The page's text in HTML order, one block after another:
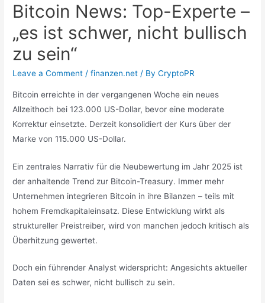
Bitcoin News: Top-Experte –
„es ist schwer, nicht bullisch
zu sein“
Leave a Comment /finanzen.net / ByCryptoPR
Bitcoin erreichte in der vergangenen Woche ein neues
Allzeithoch bei 123.000 US-Dollar, bevor eine moderate
Korrektur einsetzte. Derzeit konsolidiert der Kurs über der
Marke von 115.000 US-Dollar.
Ein zentrales Narrativ für die Neubewertung im Jahr 2025 ist
der anhaltende Trend zur Bitcoin-Treasury. Immer mehr
Unternehmen integrieren Bitcoin in ihre Bilanzen – teils mit
hohem Fremdkapitaleinsatz. Diese Entwicklung wirkt als
struktureller Preistreiber, wird von manchen jedoch kritisch als
Überhitzung gewertet.
Doch ein führender Analyst widerspricht: Angesichts aktueller
Daten sei es schwer, nicht bullisch zu sein.